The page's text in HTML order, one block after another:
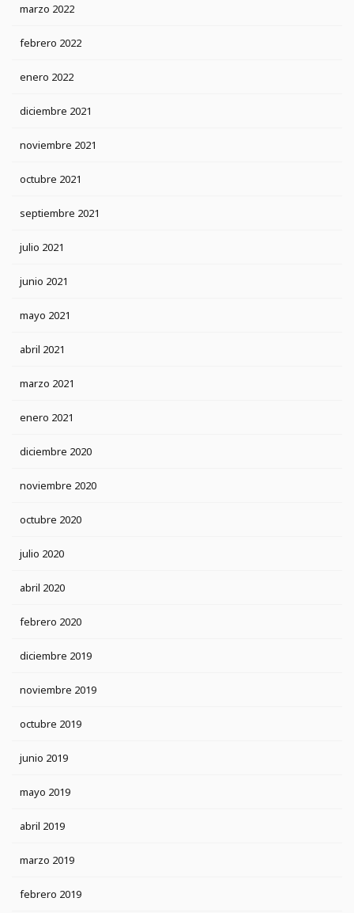
marzo 2022
febrero 2022
enero 2022
diciembre 2021
noviembre 2021
octubre 2021
septiembre 2021
julio 2021
junio 2021
mayo 2021
abril 2021
marzo 2021
enero 2021
diciembre 2020
noviembre 2020
octubre 2020
julio 2020
abril 2020
febrero 2020
diciembre 2019
noviembre 2019
octubre 2019
junio 2019
mayo 2019
abril 2019
marzo 2019
febrero 2019